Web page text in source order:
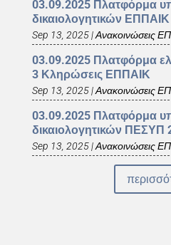
03.09.2025 Πλατφόρμα
δικαιολογητικών
Sep 13, 2025|Ανακοινώσεις
03.09.2025 Πλατφόρμα
3 Κληρώσεις ΕΠΠΑΙΚ
Sep 13, 2025|Ανακοινώσεις
03.09.2025 Πλατφόρμα
δικαιολογητικών ΠΕΣΥΠ
Sep 13, 2025|Ανακοινώσεις